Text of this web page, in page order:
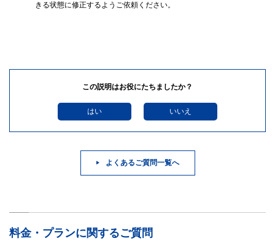
きる状態に修正するようご依頼ください。
この説明はお役にたちましたか？
はい いいえ
よくあるご質問一覧へ
料金・プランに関するご質問